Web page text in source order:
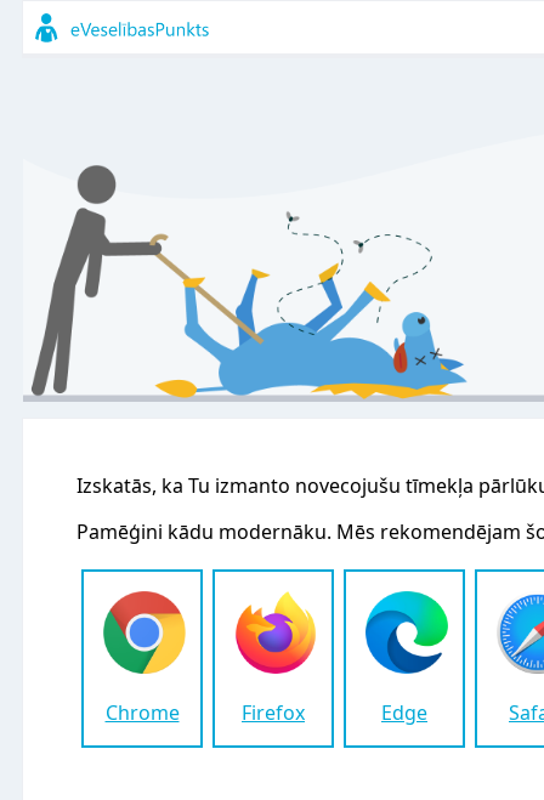
Izskatās, ka Tu izmanto novecojušu tīmekļa
Pamēģini kādu modernāku. Mēs rekomendējam
Chrome Firefox Edge